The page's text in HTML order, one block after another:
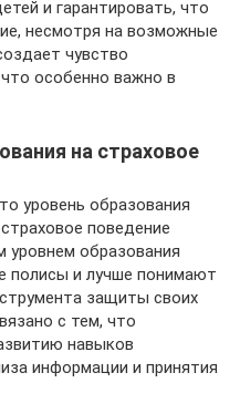
и гарантировать, что
несмотря на возможные
чувство
особенно важно в
на страховое
уровень образования
поведение
образования
полисы и лучше понимают
защиты своих
с тем, что
навыков
информации и принятия